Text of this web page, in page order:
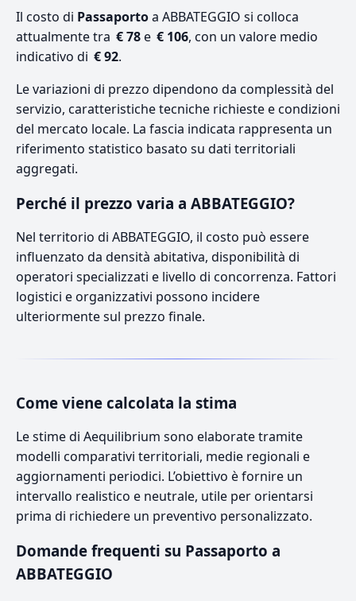
Il costo di Passaportoa ABBATEGGIO si colloca
attualmente tra € 78e € 106, con un valore medio
indicativo di € 92.
Le variazioni di prezzo dipendono da complessità del
servizio, caratteristiche tecniche richieste e condizioni
del mercato locale. La fascia indicata rappresenta un
riferimento statistico basato su dati territoriali
aggregati.
Perché il prezzo varia a ABBATEGGIO?
Nel territorio di ABBATEGGIO, il costo può essere
influenzato da densità abitativa, disponibilità di
operatori specializzati e livello di concorrenza. Fattori
logistici e organizzativi possono incidere
ulteriormente sul prezzo finale.
Come viene calcolata la stima
Le stime di Aequilibrium sono elaborate tramite
modelli comparativi territoriali, medie regionali e
aggiornamenti periodici. L’obiettivo è fornire un
intervallo realistico e neutrale, utile per orientarsi
prima di richiedere un preventivo personalizzato.
Domande frequenti su Passaporto a
ABBATEGGIO